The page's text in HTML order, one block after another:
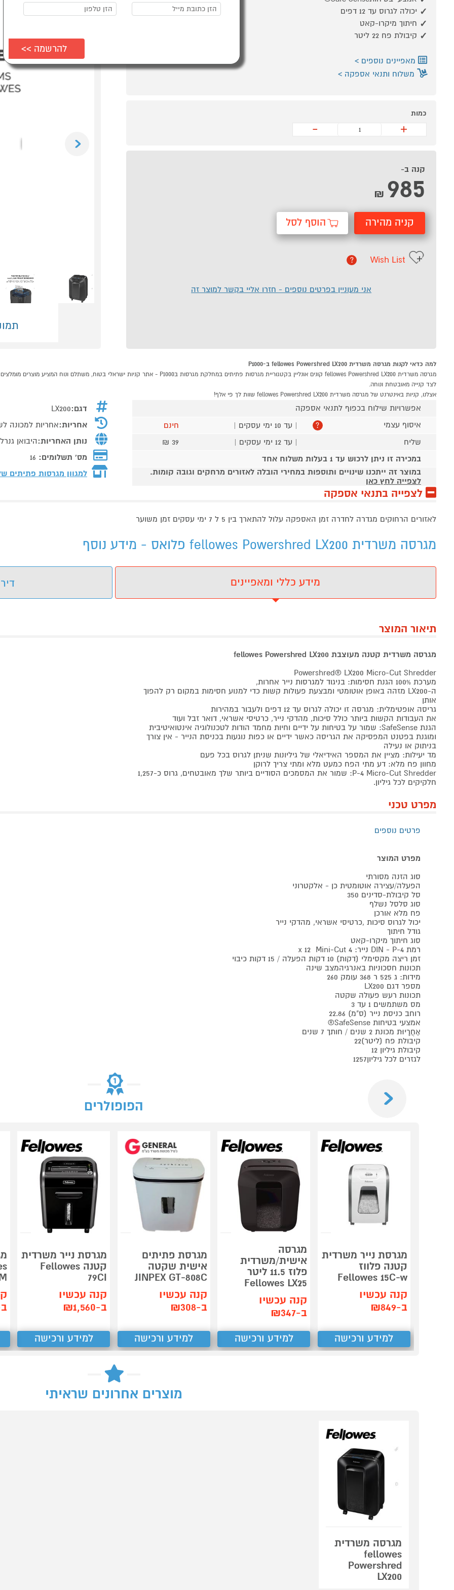
יכולה לגרוס עד 12 דפים
חיתוך מיקרו-קאט
קיבולת פח 22 ליטר
מאפיינים נוספים
משלוח ותנאי אספקה
כמות
+
-
קנה ב-
985
₪
קניה מהירה הוסף לסל
Wish List
?
אני מעוניין בפרטים נוספים - חזרו אליי בקשר למוצר זה
למה כדאי לקנות מגרסה משרדית fellowes Powershred LX200 ב-P1000
לצד קנייה מאובטחת ונוחה.
אצלנו, קניות באינטרנט של מגרסה משרדית fellowes Powershred LX200 שוות לך פי אלף!
אפשרויות שילוח בכפוף לתנאי אספקה
איסוף עצמי
? | עד 10 ימי עסקים |
חינם
שליח
| עד 12 ימי עסקים |
39 ₪
במכירה זו ניתן לרכוש עד 1 בעלות משלוח אחד
במוצר זה ייתכנו שינויים ותוספות במחירי הובלה לאזורים מרחקים וגובה קומות.
לצפייה לחץ כאן
דגם:LX200
אחריות:אחריות למכונה לשנתיים /
נותן האחריות:היבואן
מס' תשלומים: 16
למגוון מגרסות פתיתים
לצפייה בתנאי אספקה
לאזורים הרחוקים מגדרה לחדרה זמן האספקה עלול להתארך בין 5 ל 7 ימי עסקים זמן משוער
מגרסה משרדית fellowes Powershred LX200 פלואס - מידע נוסף
מידע כללי ומאפיינים
תיאור המוצר
מגרסה משרדית קטנה מעוצבת fellowes Powershred LX200
Powershred® LX200 Micro-Cut Shredder
מערכת 100% הגנת חסימות: בניגוד למגרסות נייר אחרות,
ה-LX200 מזהה באופן אוטומטי ומבצעת פעולות קשות כדי למנוע חסימות במקום רק להפוך
אותן
גריסה אופטימלית: מגרסה זו יכולה לגרוס עד 12 דפים ולעבור במהירות
את העבודות הקשות ביותר כולל סיכות, מהדקי נייר, כרטיסי אשראי, דואר זבל ועוד
הגנת SafeSense: שמור על בטיחות על ידיים וחיות מחמד הודות לטכנולוגיה אינטואיטיבית
ומוגנת בפטנט המפסיקה את הגריסה כאשר ידיים או כפות נוגעות בכניסת הנייר - אין צורך
בניתוק או נעילה
מד יעילות: מציין את המספר האידיאלי של גיליונות שניתן לגרוס בכל פעם
מחוון פח מלא: דע מתי הפח כמעט מלא ומתי צריך לרוקן
P-4 Micro-Cut Shredder: שמור את המסמכים הסודיים ביותר שלך מאובטחים, גרוס כ-1,257
חלקיקים לכל גיליון.
מפרט טכני
פרטים נוספים
מפרט המוצר
סוג הזנה מסורתי
הפעלה/עצירה אוטומטית כן - אלקטרוני
סל קיבולת-סדינים 350
סוג סלסל נשלף
פח מלא אורכן
יכול לגרוס סיכות ,כרטיסי אשראי, מהדקי נייר
גודל חיתוך
סוג חיתוך מיקרו-קאט
רמת DIN - P-4 נייר: 4 x 12 Mini-Cut
זמן ריצה מקסימלי (דקות) 10 דקות הפעלה / 15 דקות כיבוי
תכונות חסכוניות באנרגיהמצב שינה
מידות: ג 525 ר 368 עומק 260
מספר דגם LX200
תכונות רעש פעולה שקטה
מס משתמשים 1 עד 3
רוחב כניסת נייר (ס"מ) 22.86
אמצעי בטיחות SafeSense®
אַחֲרָיוּת מכונת 2 שנים / חותך 7 שנים
קיבולת פח (ליטר)22
קיבולת גיליון 12
לגזרים לכל גיליון1257
הפופולרים
מגרסת נייר משרדית
קטנה פלווז
Fellowes 15C-w
קנה עכשיו
ב-₪849
למידע ורכישה
מגרסה
אישית/משרדית
פלוז 11.5 ליטר
Fellowes LX25
קנה עכשיו
ב-₪347
למידע ורכישה
מגרסת פתיתים
אישית שקטה
JINPEX GT-808C
קנה עכשיו
ב-₪308
למידע ורכישה
מגרסת נייר משרדית
קטנה Fellowes
79CI
קנה עכשיו
ב-₪1,560
למידע ורכישה
ב-
מוצרים אחרונים שראיתי
מגרסה משרדית
fellowes
Powershred
LX200